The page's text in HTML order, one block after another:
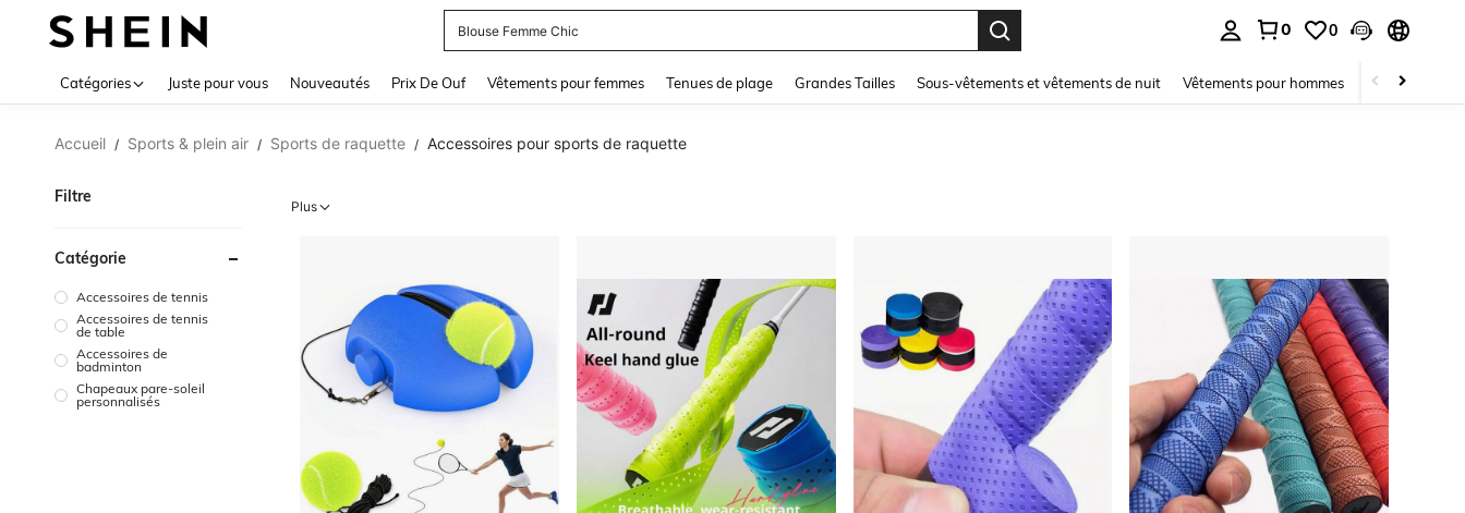
Blouse Femme Chic
0 0
Catégories Juste pour vous Nouveautés Prix De Ouf Vêtements pour femmes Tenues de plage Grandes Tailles Sous-vêtements et vêtements de nuit Vêtements pour hommes Enfants
Accueil / Sports & plein air / Sports de raquette / Accessoires pour sports de raquette
Filtre
Catégorie
Accessoires de tennis
Accessoires de tennis
de table
Accessoires de
badminton
Chapeaux pare-soleil
personnalisés
Plus